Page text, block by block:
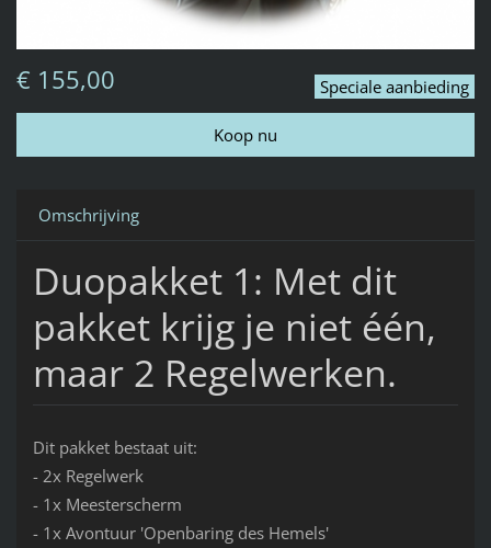
Speciale aanbieding
€ 155,00
Omschrijving
Duopakket 1: Met dit
pakket krijg je niet één,
maar 2 Regelwerken.
Dit pakket bestaat uit:
- 2x Regelwerk
- 1x Meesterscherm
- 1x Avontuur 'Openbaring des Hemels'